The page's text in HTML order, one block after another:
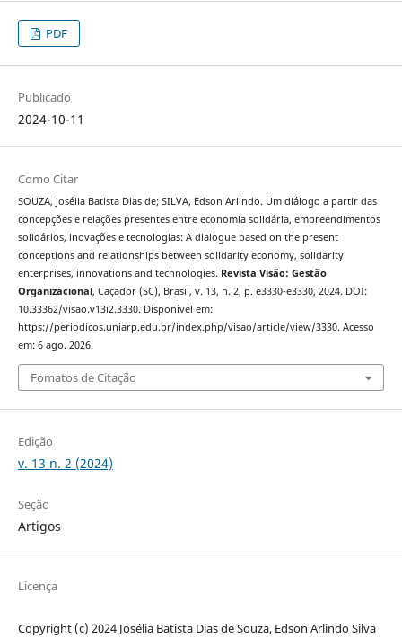
PDF
Publicado
2024-10-11
Como Citar
SOUZA, Josélia Batista Dias de; SILVA, Edson Arlindo. Um diálogo a partir das
concepções e relações presentes entre economia solidária, empreendimentos
solidários, inovações e tecnologias: A dialogue based on the present
conceptions and relationships between solidarity economy, solidarity
enterprises, innovations and technologies. Revista Visão: Gestão
Organizacional, Caçador (SC), Brasil, v. 13, n. 2, p. e3330-e3330, 2024. DOI:
10.33362/visao.v13i2.3330. Disponível em:
https://periodicos.uniarp.edu.br/index.php/visao/article/view/3330. Acesso
em: 6 ago. 2026.
Fomatos de Citação
Edição
v. 13 n. 2 (2024)
Seção
Artigos
Licença
Copyright (c) 2024 Josélia Batista Dias de Souza, Edson Arlindo Silva